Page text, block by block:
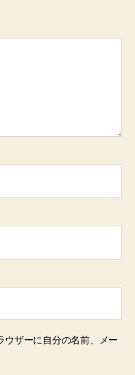
ウザーに自分の名前、メー